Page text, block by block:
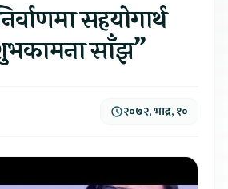
सहयोगार्थ
साँझ”
२०७२, भाद्र, १०